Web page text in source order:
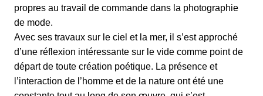
propres au travail de commande dans la photographie
de mode.
Avec ses travaux sur le ciel et la mer, il s’est approché
d’une réflexion intéressante sur le vide comme point de
départ de toute création poétique. La présence et
l’interaction de l’homme et de la nature ont été une